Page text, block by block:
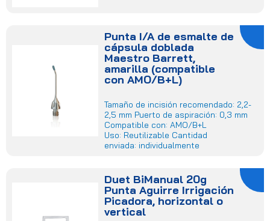
Punta I/A de esmalte de
cápsula doblada
Maestro Barrett,
amarilla (compatible
con AMO/B+L)
Tamaño de incisión recomendado: 2,2-
2,5 mm Puerto de aspiración: 0,3 mm
Compatible con: AMO/B+L
Uso: Reutilizable Cantidad
enviada: individualmente
Duet BiManual 20g
Punta Aguirre Irrigación
Picadora, horizontal o
vertical